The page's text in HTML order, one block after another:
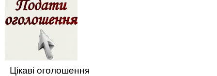
Цікаві оголошення